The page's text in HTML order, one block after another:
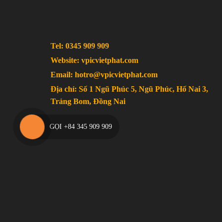
Tel: 0345 909 909
Website: vpicvietphat.com
Email: hotro@vpicvietphat.com
Địa chỉ: Số 1 Ngũ Phúc 5, Ngũ Phúc, Hố Nai 3,
Trảng Bom, Đồng Nai
GỌI +84 345 909 909